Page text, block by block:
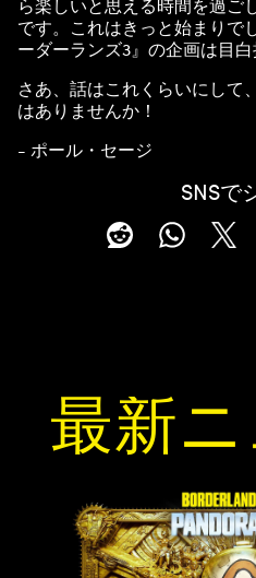
ら楽しいと思える時間を過ご
です。これはきっと始まりで
ーダーランズ3』の企画は目白
さあ、話はこれくらいにして
はありませんか！
- ポール・セージ
SNSで
最新